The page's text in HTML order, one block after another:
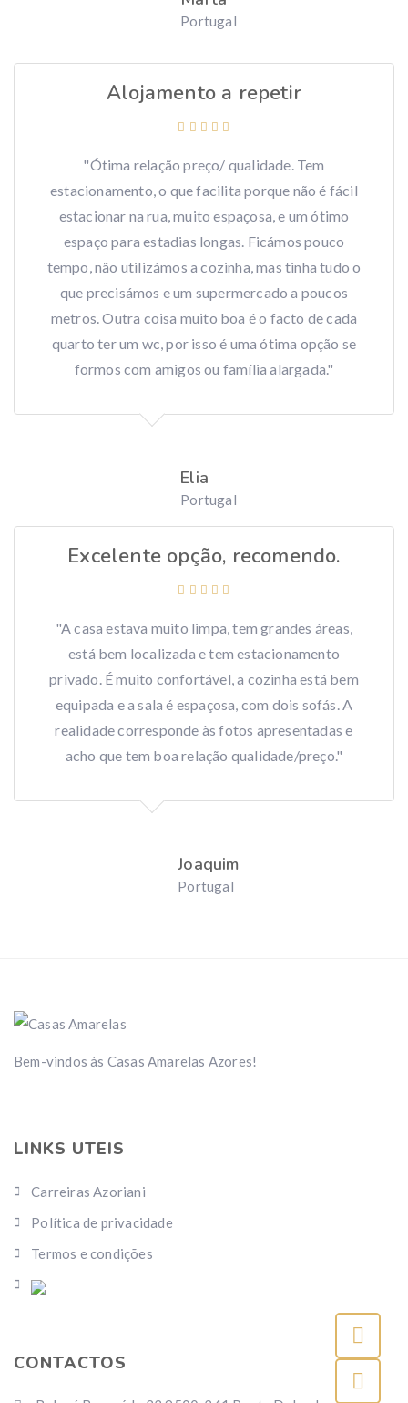
Portugal
Alojamento a repetir
"Ótima relação preço/ qualidade. Tem
estacionamento, o que facilita porque não é fácil
estacionar na rua, muito espaçosa, e um ótimo
espaço para estadias longas. Ficámos pouco
tempo, não utilizámos a cozinha, mas tinha tudo o
que precisámos e um supermercado a poucos
metros. Outra coisa muito boa é o facto de cada
quarto ter um wc, por isso é uma ótima opção se
formos com amigos ou família alargada."
Elia
Portugal
Excelente opção, recomendo.
"A casa estava muito limpa, tem grandes áreas,
está bem localizada e tem estacionamento
privado. É muito confortável, a cozinha está bem
equipada e a sala é espaçosa, com dois sofás. A
realidade corresponde às fotos apresentadas e
acho que tem boa relação qualidade/preço."
Joaquim
Portugal
Bem-vindos às Casas Amarelas Azores!
LINKS UTEIS
Carreiras Azoriani
Política de privacidade
Termos e condições
CONTACTOS